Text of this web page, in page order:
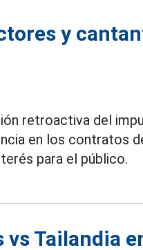
y
retroactiva del
en los contratos
para el público.
Tailandia